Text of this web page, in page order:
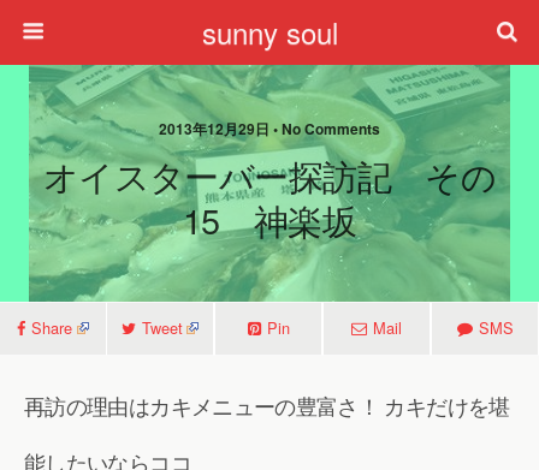
sunny soul
2013年12月29日 • No Comments
オイスターバー探訪記 その
15 神楽坂
Share Tweet Pin Mail SMS
再訪の理由はカキメニューの豊富さ！ カキだけを堪
能したいならココ